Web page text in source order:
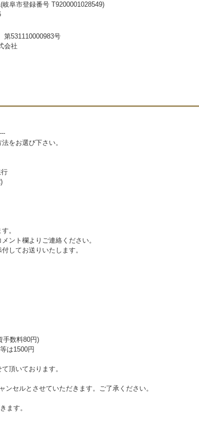
阜市登録番号 T9200001028549)
531110000983号
会社
をお選び下さい。
。
ント欄よりご連絡ください。
してお送りいたします。
手数料80円)
は1500円
頂いております。
セルとさせていただきます。ご了承ください。
ます。